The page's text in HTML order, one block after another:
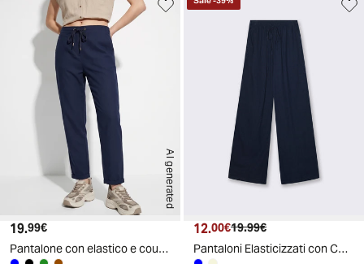
AI generated
Prezzo attuale
19.99€
Pantalone con elastico e coulisse in vita - Blu
Prezzo attuale
12.00€ Prezzo originale
19.99€
Pantaloni Elasticizzati con Coulisse e Tasche - Blu